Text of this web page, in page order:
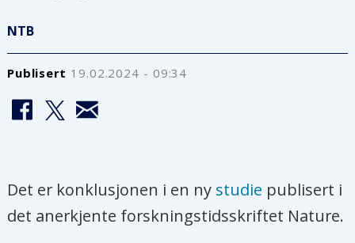
NTB
Publisert 19.02.2024 - 09:34
Det er konklusjonen i en ny studie publisert i
det anerkjente forskningstidsskriftet Nature.